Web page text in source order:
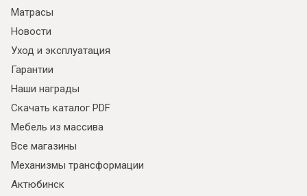
Матрасы
Новости
Уход и эксплуатация
Гарантии
Наши награды
Скачать каталог PDF
Мебель из массива
Все магазины
Механизмы трансформации
Актюбинск